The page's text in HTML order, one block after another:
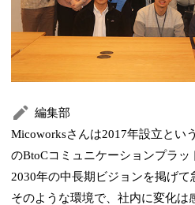
編集部
Micoworksさんは2017年設立とい
のBtoCコミュニケーションプラッ
2030年の中長期ビジョンを掲げて
そのような環境で、社内に変化は